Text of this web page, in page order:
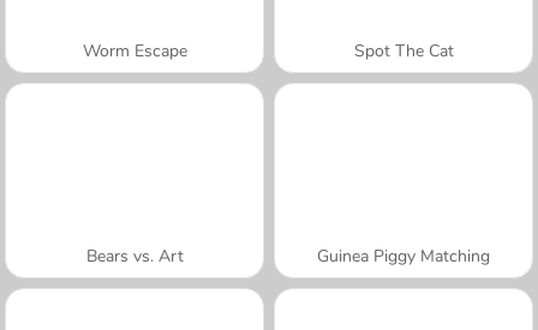
Worm Escape Spot The Cat
Bears vs. Art Guinea Piggy Matching